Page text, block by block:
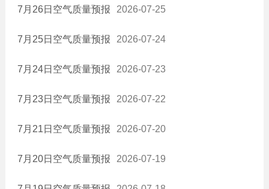
安全生产
基层政务信息
涉农补贴
应急管理
7月26日空气质量预报 2026-07-25
7月25日空气质量预报 2026-07-24
7月24日空气质量预报 2026-07-23
7月23日空气质量预报 2026-07-22
7月21日空气质量预报 2026-07-20
7月20日空气质量预报 2026-07-19